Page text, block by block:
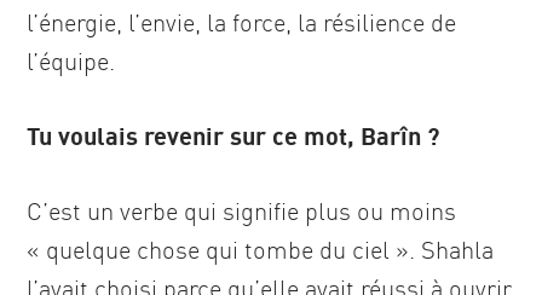
l’énergie, l’envie, la force, la résilience de
l’équipe.
Tu voulais revenir sur ce mot, Barîn ?
C’est un verbe qui signifie plus ou moins
« quelque chose qui tombe du ciel ». Shahla
l’avait choisi parce qu’elle avait réussi à ouvrir